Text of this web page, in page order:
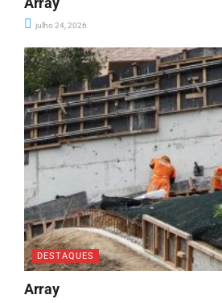
julho 24, 2026
DESTAQUES
Array